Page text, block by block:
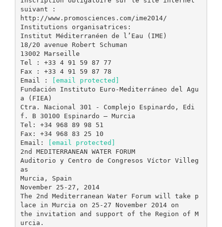
suivant :
http://www.promosciences.com/ime2014/
Institutions organisatrices:
Institut Méditerranéen de l’Eau (IME)
18/20 avenue Robert Schuman
13002 Marseille
Tel : +33 4 91 59 87 77
Fax : +33 4 91 59 87 78
Email :
[email protected]
Fundación Instituto Euro-Mediterráneo del Agu
a (FIEA)
Ctra. Nacional 301 - Complejo Espinardo, Edi
f. B 30100 Espinardo – Murcia
Tel: +34 968 89 98 51
Fax: +34 968 83 25 10
Email:
[email protected]
2nd MEDITERRANEAN WATER FORUM
Auditorio y Centro de Congresos Víctor Villeg
as
Murcia, Spain
November 25-27, 2014
The 2nd Mediterranean Water Forum will take p
lace in Murcia on 25-27 November 2014 on
the invitation and support of the Region of M
urcia.